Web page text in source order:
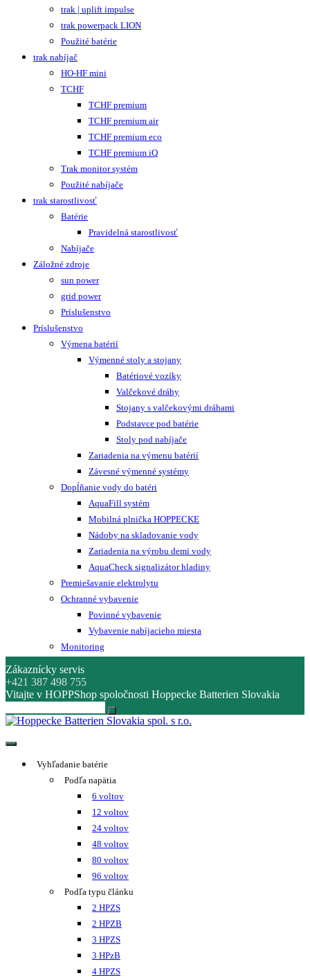
trak | uplift impulse
trak powerpack LION
Použité batérie
trak nabíjač
HO-HF mini
TCHF
TCHF premium
TCHF premium air
TCHF premium eco
TCHF premium iQ
Trak monitor systém
Použité nabíjače
trak starostlivosť
Batérie
Pravidelná starostlivosť
Nabíjače
Záložné zdroje
sun power
grid power
Príslušenstvo
Príslušenstvo
Výmena batérií
Výmenné stoly a stojany
Batériové vozíky
Valčekové dráhy
Stojany s valčekovými dráhami
Podstavce pod batérie
Stoly pod nabíjače
Zariadenia na výmenu batérií
Závesné výmenné systémy
Dopĺňanie vody do batéri
AquaFill systém
Mobilná plnička HOPPECKE
Nádoby na skladovanie vody
Zariadenia na výrobu demi vody
AquaCheck signalizátor hladiny
Premiešavanie elektrolytu
Ochranné vybavenie
Povinné vybavenie
Vybavenie nabíjacieho miesta
Monitoring
Zákaznícky servis
+421 387 498 755
Vitajte v HOPPShop spoločnosti Hoppecke Batterien Slovakia
Hoppecke Batterien Slovakia spol. s r.o.
Online B2B konfigurátor HOPPECKE
Vyhľadanie batérie
Podľa napätia
6 voltov
12 voltov
24 voltov
48 voltov
80 voltov
96 voltov
Podľa typu článku
2 HPZS
2 HPZB
3 HPZS
3 HPzB
4 HPZS